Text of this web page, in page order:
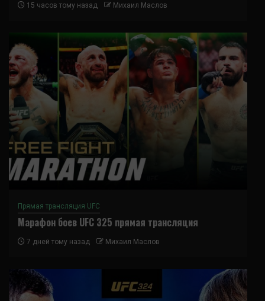
15 часов тому назад Михаил Маслов
Прямая трансляция UFC
Марафон боев UFC 325 прямая трансляция
7 дней тому назад Михаил Маслов